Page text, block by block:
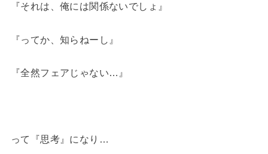
『それは、俺には関係ないでしょ』
『ってか、知らねーし』
『全然フェアじゃない…』
って『思考』になり…